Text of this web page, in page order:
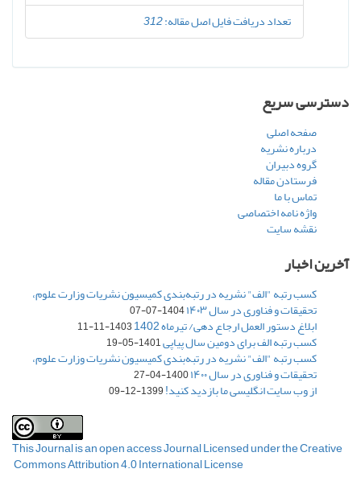
تعداد دریافت فایل اصل مقاله:312
دسترسی سریع
صفحه اصلی
درباره نشریه
گروه دبیران
فرستادن مقاله
تماس با ما
واژه نامه اختصاصی
نقشه سایت
آخرین اخبار
کسب رتبه "الف" نشریه در رتبه‌بندی کمیسیون نشریات وزارت علوم،
تحقیقات و فناوری در سال ۱۴۰۳ 1404-07-07
ابلاغ دستور العمل ارجاع دهی/ تیرماه 1402 1403-11-11
کسب رتبه الف برای دومین سال پیاپی1401-05-19
کسب رتبه "الف" نشریه در رتبه‌بندی کمیسیون نشریات وزارت علوم،
تحقیقات و فناوری در سال ۱۴۰۰ 1400-04-27
از وب سایت انگلیسی ما بازدید کنید!1399-12-09
This Journal is an open access Journal Licensedunder the Creative
Commons Attribution 4.0 International License